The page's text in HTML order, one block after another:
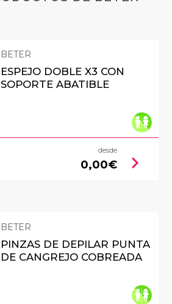
BETER
ESPEJO DOBLE X3 CON
SOPORTE ABATIBLE
desde
0,00€ chevron_right
BETER
PINZAS DE DEPILAR PUNTA
DE CANGREJO COBREADA